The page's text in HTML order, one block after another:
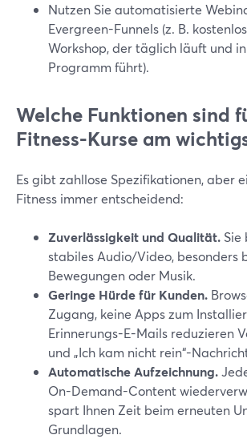
Nutzen Sie automatisierte
Evergreen-Funnels (z. B.
Workshop, der täglich läuft und
Programm führt).
Welche Funktionen sind
Fitness-Kurse am
Es gibt zahllose Spezifikationen, aber
Fitness immer entscheidend:
Zuverlässigkeit und Qualität. Sie
stabiles Audio/Video, besonders
Bewegungen oder Musik.
Geringe Hürde für Kunden.
Zugang, keine Apps zum
Erinnerungs-E-Mails reduzieren
und „Ich kam nicht rein“-
Automatische Aufzeichnung.
On-Demand-Content
spart Ihnen Zeit beim erneuten
Grundlagen.